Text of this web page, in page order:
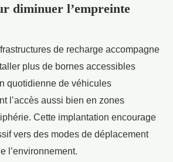
diminuer l’empreinte
de recharge accompagne
plus de bornes accessibles
quotidienne de véhicules
l’accès aussi bien en zones
Cette implantation encourage
vers des modes de déplacement
l’environnement.